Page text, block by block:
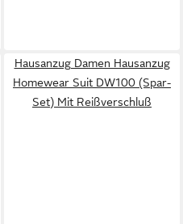
Hausanzug Damen Hausanzug
Homewear Suit DW100 (Spar-
Set) Mit Reißverschluß